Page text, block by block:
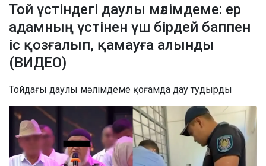
Той үстіндегі даулы мәлімдеме: ер
адамның үстінен үш бірдей баппен
іс қозғалып, қамауға алынды
(ВИДЕО)
Тойдағы даулы мәлімдеме қоғамда дау тудырды